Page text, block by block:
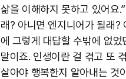
삶을 이해하지 못하고 있어요
래? 아니면 엔지니어가 될래?
에 그렇게 대답할 수밖에 없
말이죠. 인생이란 걸 겪고 또
살아야 행복한지 알아내는 것